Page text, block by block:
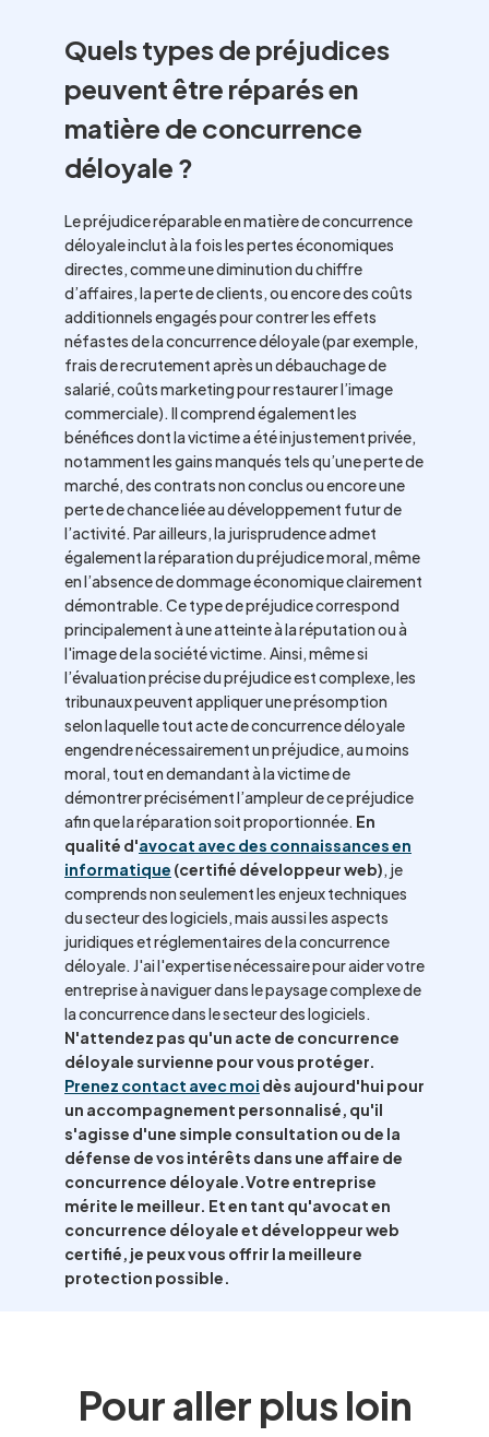
Quels types de préjudices
peuvent être réparés en
matière de concurrence
déloyale ?
Le préjudice réparable en matière de concurrence
déloyale inclut à la fois les pertes économiques
directes, comme une diminution du chiffre
d’affaires, la perte de clients, ou encore des coûts
additionnels engagés pour contrer les effets
néfastes de la concurrence déloyale (par exemple,
frais de recrutement après un débauchage de
salarié, coûts marketing pour restaurer l’image
commerciale). Il comprend également les
bénéfices dont la victime a été injustement privée,
notamment les gains manqués tels qu’une perte de
marché, des contrats non conclus ou encore une
perte de chance liée au développement futur de
l’activité. Par ailleurs, la jurisprudence admet
également la réparation du préjudice moral, même
en l’absence de dommage économique clairement
démontrable. Ce type de préjudice correspond
principalement à une atteinte à la réputation ou à
l'image de la société victime. Ainsi, même si
l’évaluation précise du préjudice est complexe, les
tribunaux peuvent appliquer une présomption
selon laquelle tout acte de concurrence déloyale
engendre nécessairement un préjudice, au moins
moral, tout en demandant à la victime de
démontrer précisément l’ampleur de ce préjudice
afin que la réparation soit proportionnée. En
qualité d'avocat avec des connaissances en
informatique (certifié développeur web), je
comprends non seulement les enjeux techniques
du secteur des logiciels, mais aussi les aspects
juridiques et réglementaires de la concurrence
déloyale. J'ai l'expertise nécessaire pour aider votre
entreprise à naviguer dans le paysage complexe de
la concurrence dans le secteur des logiciels.
N'attendez pas qu'un acte de concurrence
déloyale survienne pour vous protéger.
Prenez contact avec moi dès aujourd'hui pour
un accompagnement personnalisé, qu'il
s'agisse d'une simple consultation ou de la
défense de vos intérêts dans une affaire de
concurrence déloyale.Votre entreprise
mérite le meilleur. Et en tant qu'avocat en
concurrence déloyale et développeur web
certifié, je peux vous offrir la meilleure
protection possible.
Pour aller plus loin